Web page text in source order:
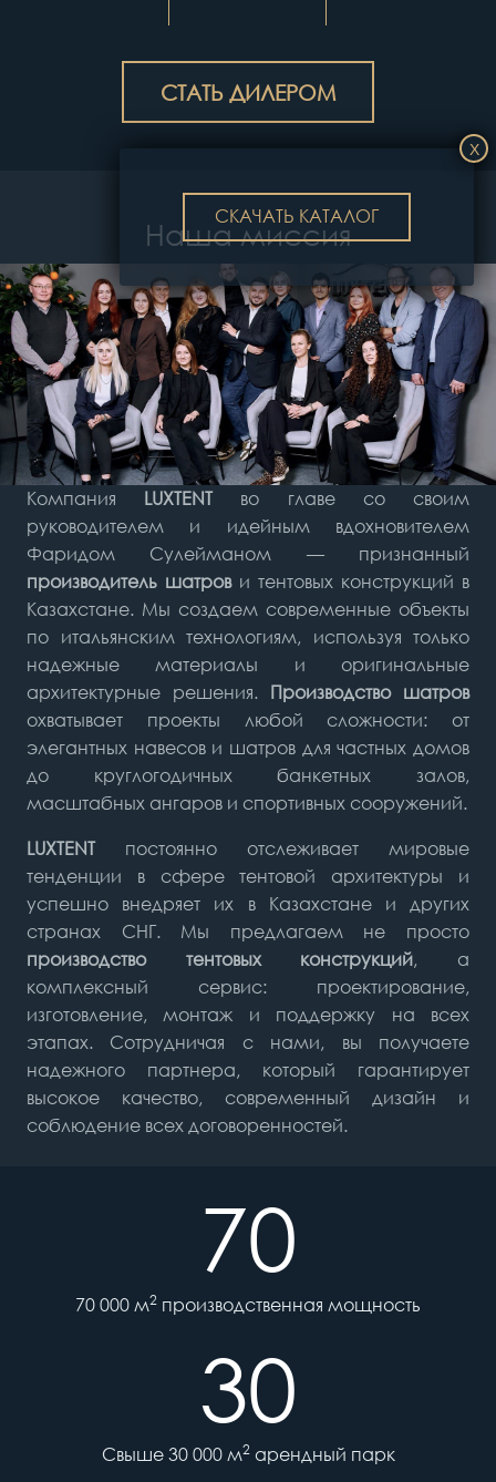
тентовые конструкции
позволяют в
кратчайшие сроки обустроить ресторан или
кафе, склад, ангар для техники, парковку,
выставочный павильон, торговый объект или зону
Производство тентовых конструкций
качественные материалы, что гарантирует
долговечность и современный внешний вид
Отличительными чертами компании являются:
Каждый проект индивидуален;
Широкая сеть представительств;
Оперативная доставка и монтаж;
инновационные материалы.
СТАТЬ ДИЛЕРОМ
Наша миссия
Компания LUXTENTво главе со своим
руководителем и идейным вдохновителем
Фаридом Сулейманом — признанный
производитель шатрови тентовых конструкций в
Казахстане. Мы создаем современные объекты
по итальянским технологиям, используя только
надежные материалы и оригинальные
архитектурные решения. Производство шатров
охватывает проекты любой сложности: от
элегантных навесов и шатров для частных домов
до круглогодичных банкетных залов,
масштабных ангаров и спортивных сооружений.
LUXTENTпостоянно отслеживает мировые
тенденции в сфере тентовой архитектуры и
успешно внедряет их в Казахстане и других
странах СНГ. Мы предлагаем не просто
производство тентовых конструкций, а
комплексный сервис: проектирование,
изготовление, монтаж и поддержку на всех
этапах. Сотрудничая с нами, вы получаете
надежного партнера, который гарантирует
высокое качество, современный дизайн и
соблюдение всех договоренностей.
70
70 000 м2 производственная мощность
30
Свыше 30 000 м2арендный парк
СКАЧАТЬ КАТАЛОГ